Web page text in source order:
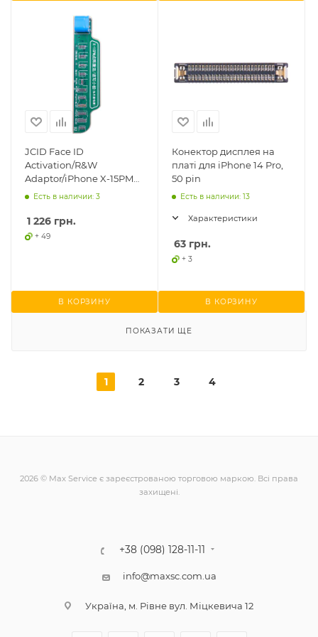
JCID Face ID
Activation/R&W
Adaptor/iPhone X-15PM
(не вимагає
Есть в наличии: 3
1 226 грн.
+ 49
В КОРЗИНУ
Конектор дисплея на
платі для iPhone 14 Pro,
50 pin
Есть в наличии: 13
Характеристики
63 грн.
+ 3
В КОРЗИНУ
ПОКАЗАТИ ЩЕ
1 2 3 4
2026 © Max Service є зареєстрованою торговою маркою. Всі права
захищені.
+38 (098) 128-11-11
info@maxsc.com.ua
Українa, м. Рівне вул. Міцкевича 12